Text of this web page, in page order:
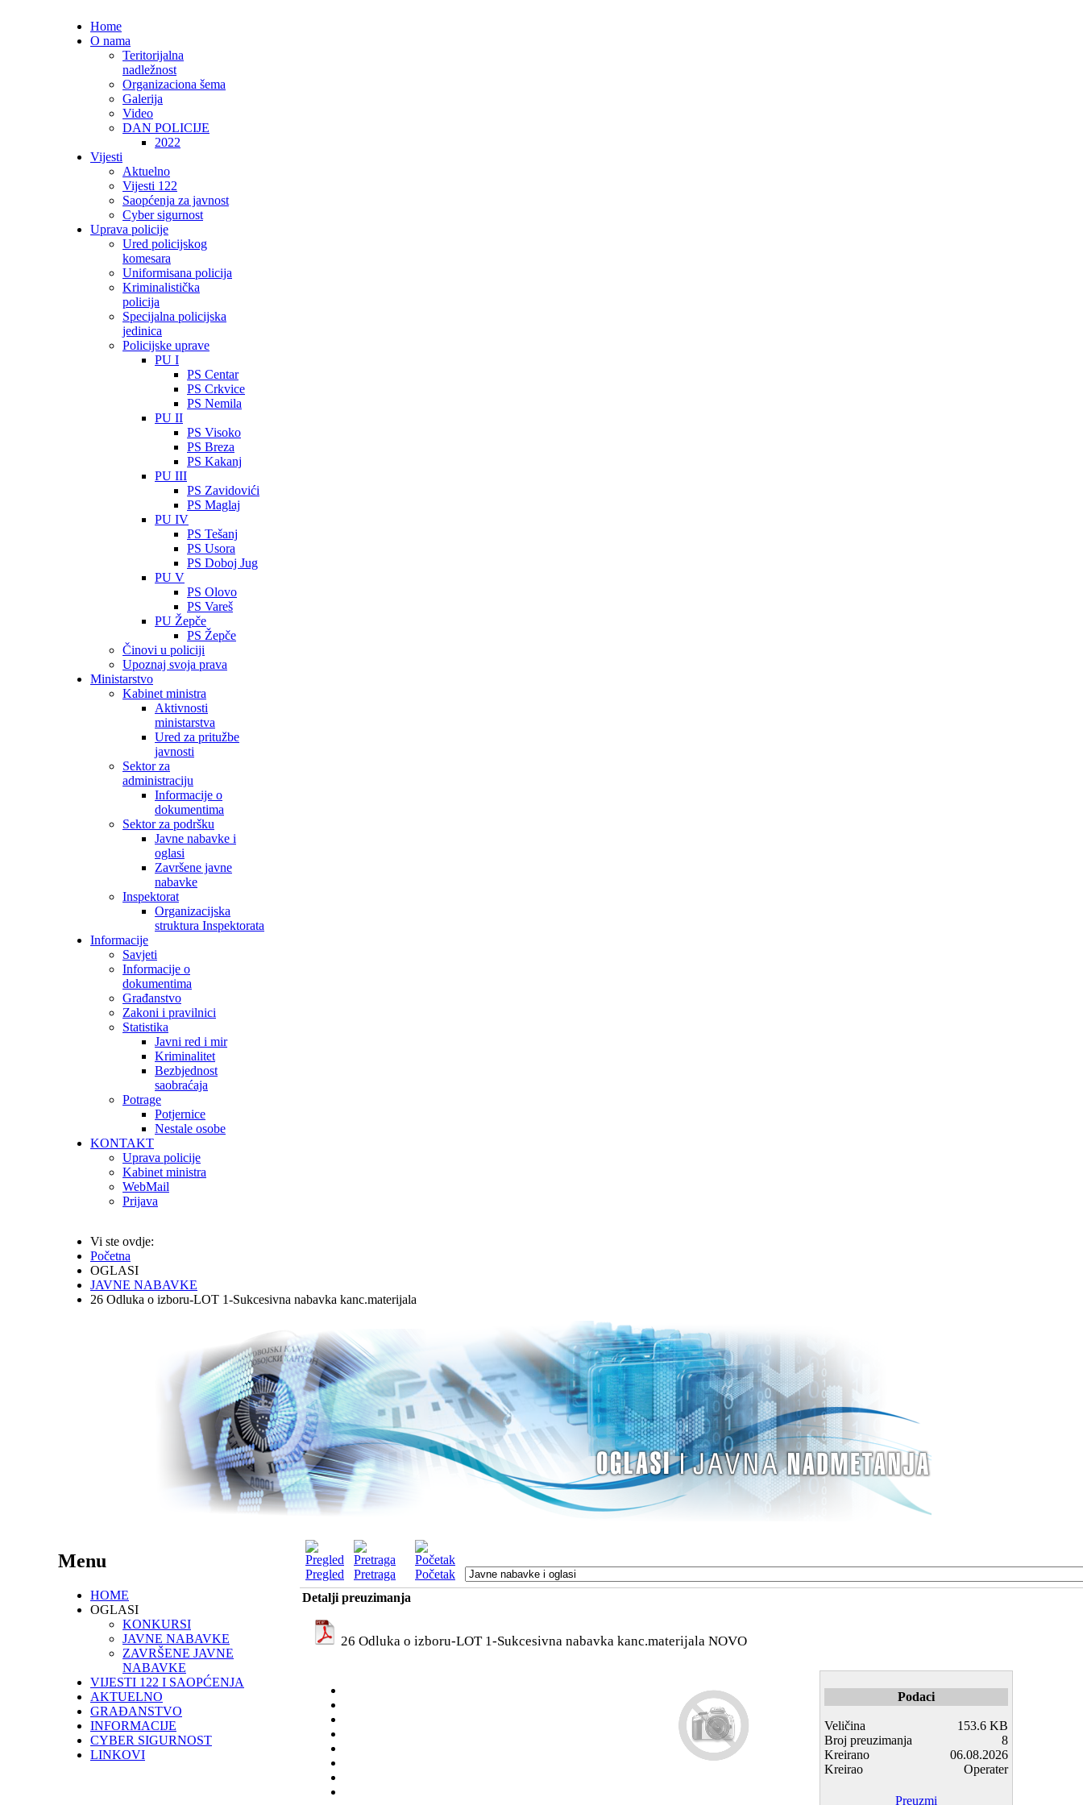
Home
O nama
Teritorijalna
nadležnost
Organizaciona šema
Galerija
Video
DAN POLICIJE
2022
Vijesti
Aktuelno
Vijesti 122
Saopćenja za javnost
Cyber sigurnost
Uprava policije
Ured policijskog
komesara
Uniformisana policija
Kriminalistička
policija
Specijalna policijska
jedinica
Policijske uprave
PU I
PS Centar
PS Crkvice
PS Nemila
PU II
PS Visoko
PS Breza
PS Kakanj
PU III
PS Zavidovići
PS Maglaj
PU IV
PS Tešanj
PS Usora
PS Doboj Jug
PU V
PS Olovo
PS Vareš
PU Žepče
PS Žepče
Činovi u policiji
Upoznaj svoja prava
Ministarstvo
Kabinet ministra
Aktivnosti
ministarstva
Ured za pritužbe
javnosti
Sektor za
administraciju
Informacije o
dokumentima
Sektor za podršku
Javne nabavke i
oglasi
Završene javne
nabavke
Inspektorat
Organizacijska
struktura Inspektorata
Informacije
Savjeti
Informacije o
dokumentima
Građanstvo
Zakoni i pravilnici
Statistika
Javni red i mir
Kriminalitet
Bezbjednost
saobraćaja
Potrage
Potjernice
Nestale osobe
KONTAKT
Uprava policije
Kabinet ministra
WebMail
Prijava
Vi ste ovdje:
Početna
OGLASI
JAVNE NABAVKE
26 Odluka o izboru-LOT 1-Sukcesivna nabavka kanc.materijala
Pregled Pretraga
Početak
Detalji preuzimanja
26 Odluka o izboru-LOT 1-Sukcesivna nabavka kanc.materijala NOVO
Podaci
Veličina
153.6 KB
Broj preuzimanja
8
Kreirano
06.08.2026
Kreirao
Operater
Preuzmi
Menu
HOME
OGLASI
KONKURSI
JAVNE NABAVKE
ZAVRŠENE JAVNE
NABAVKE
VIJESTI 122 I SAOPĆENJA
AKTUELNO
GRAĐANSTVO
INFORMACIJE
CYBER SIGURNOST
LINKOVI